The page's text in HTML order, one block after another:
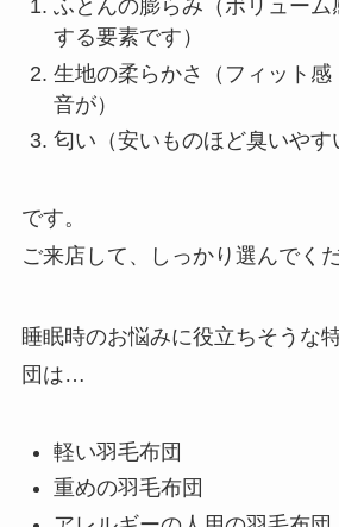
ふとんの膨らみ（ボリュー
する要素です）
生地の柔らかさ（フィット感
音が）
匂い（安いものほど臭いやす
です。
ご来店して、しっかり選んでく
睡眠時のお悩みに役立ちそうな
団は…
軽い羽毛布団
重めの羽毛布団